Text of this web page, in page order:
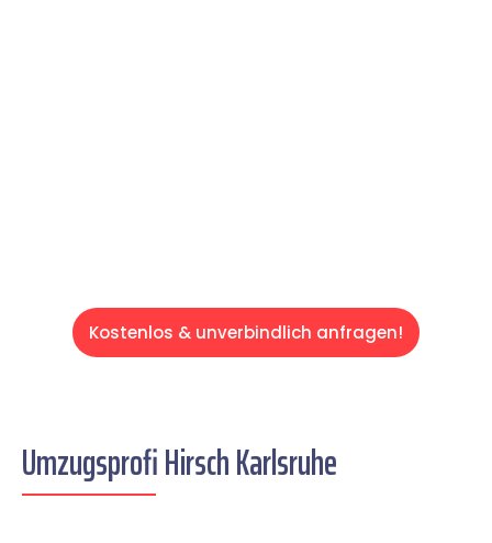
Kostenlos & unverbindlich anfragen!
Umzugsprofi Hirsch Karlsruhe